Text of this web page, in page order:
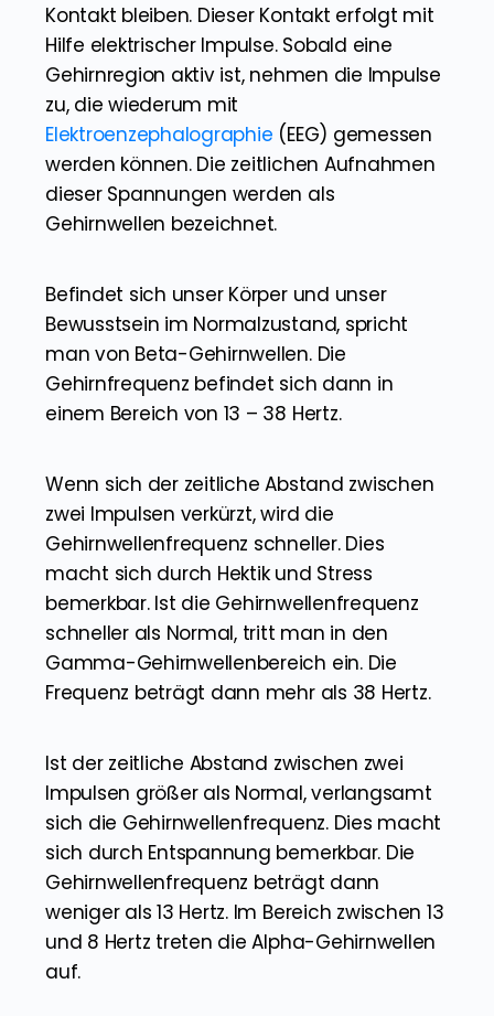
Kontakt bleiben. Dieser Kontakt erfolgt mit
Hilfe elektrischer Impulse. Sobald eine
Gehirnregion aktiv ist, nehmen die Impulse
zu, die wiederum mit
Elektroenzephalographie (EEG) gemessen
werden können. Die zeitlichen Aufnahmen
dieser Spannungen werden als
Gehirnwellen bezeichnet.
Befindet sich unser Körper und unser
Bewusstsein im Normalzustand, spricht
man von Beta-Gehirnwellen. Die
Gehirnfrequenz befindet sich dann in
einem Bereich von 13 – 38 Hertz.
Wenn sich der zeitliche Abstand zwischen
zwei Impulsen verkürzt, wird die
Gehirnwellenfrequenz schneller. Dies
macht sich durch Hektik und Stress
bemerkbar. Ist die Gehirnwellenfrequenz
schneller als Normal, tritt man in den
Gamma-Gehirnwellenbereich ein. Die
Frequenz beträgt dann mehr als 38 Hertz.
Ist der zeitliche Abstand zwischen zwei
Impulsen größer als Normal, verlangsamt
sich die Gehirnwellenfrequenz. Dies macht
sich durch Entspannung bemerkbar. Die
Gehirnwellenfrequenz beträgt dann
weniger als 13 Hertz. Im Bereich zwischen 13
und 8 Hertz treten die Alpha-Gehirnwellen
auf.